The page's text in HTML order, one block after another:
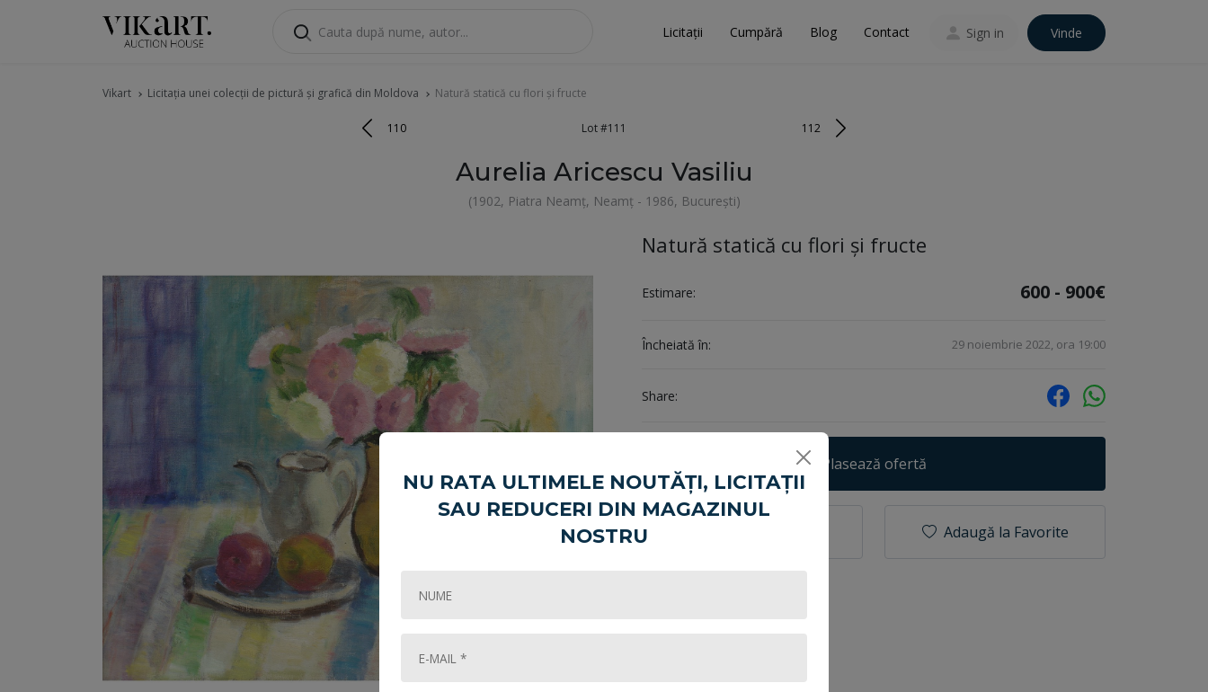
Licitații Cumpără Blog Contact Sign in Vinde
Vikart Licitația unei colecții de pictură și grafică din Moldova Natură statică cu flori și fructe
110 Lot #111 112
Aurelia Aricescu Vasiliu
(1902, Piatra Neamț, Neamț - 1986, București)
Natură statică cu flori și fructe
Estimare: 600 - 900€
Încheiată în: 29 noiembrie 2022, ora 19:00
Share:
Plasează ofertă
Adaugă la Favorite
NU RATA ULTIMELE NOUTĂȚI, LICITAȚII
SAU REDUCERI DIN MAGAZINUL
NOSTRU